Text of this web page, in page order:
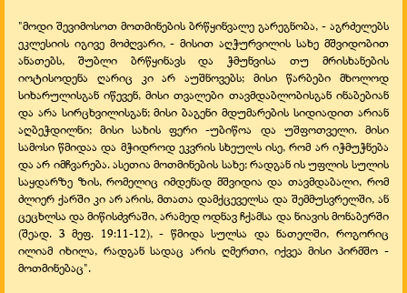
"მოდი შევიმოსოთ მოთმინების ბრწყინვალე გარეგნობა, - აგრძელებს
ეკლესიის იგივე მოძღვარი, - მისით აღჭურვილის სახე მშვიდობით
ანათებს, შუბლი ბრწყინავს და ჭმუნვისა თუ მრისხანების
იოტისოდენა ღარიც კი არ აუშნოვებს; მისი წარბები მხოლოდ
სიხარულისგან იწევენ, მისი თვალები თავმდაბლობისგან ინაბებიან
და არა სირცხვილისგან; მისი ბაგენი მდუმარების სიდიადით არიან
აღბეჭდილნი; მისი სახის ფერი -უბიწოა და უშფოთველი. მისი
სამოსი წმიდაა და მჭიდროდ ეკვრის სხეულს ისე, რომ არ იჭმუჭნება
და არ იმჩვარება. ასეთია მოთმინების სახე; რადგან ის უფლის სულის
საყდარზე ზის, რომელიც იმდენად მშვიდია და თავმდაბალი, რომ
ძლიერ ქარში კი არ არის, მთათა დამქცეველსა და შემმუსვრელში, ან
ცეცხლსა და მიწისძვრაში, არამედ ოდნავ ჩქამსა და ნიავის მონაბერში
(შეად. 3 მეფ. 19:11-12), - წმიდა სულსა და ნათელში, როგორიც
ილიამ იხილა, რადგან სადაც არის ღმერთი, იქვეა მისი პირმშო -
მოთმინებაც".